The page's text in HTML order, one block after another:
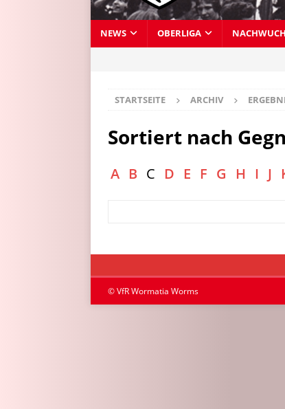
NEWS OBERLIGA
STARTSEITE ARCHIV
Sortiert nach
A B C D E F G H I J
© VfR Wormatia Worms